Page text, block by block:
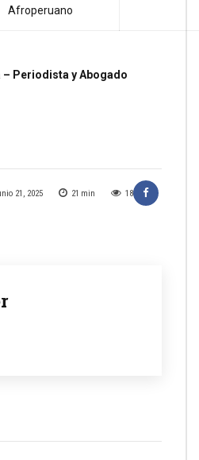
21, 2025 21 min 18
Afroperuano
– Periodista y Abogado